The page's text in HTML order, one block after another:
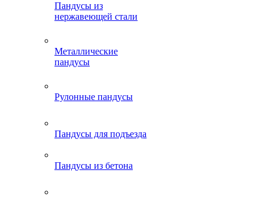
Пандусы из
нержавеющей стали
Металлические
пандусы
Рулонные пандусы
Пандусы для подъезда
Пандусы из бетона